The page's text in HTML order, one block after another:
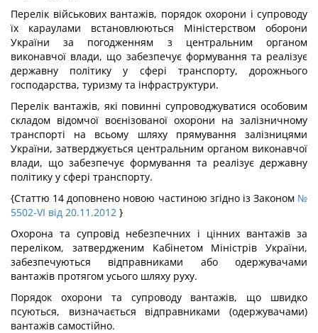
Перелік військових вантажів, порядок охорони і супроводу
їх караулами встановлюються Міністерством оборони
України за погодженням з центральним органом
виконавчої влади, що забезпечує формування та реалізує
державну політику у сфері транспорту, дорожнього
господарства, туризму та інфраструктури.
Перелік вантажів, які повинні супроводжуватися особовим
складом відомчої воєнізованої охорони на залізничному
транспорті на всьому шляху прямування залізницями
України, затверджується центральним органом виконавчої
влади, що забезпечує формування та реалізує державну
політику у сфері транспорту.
{Статтю 14 доповнено новою частиною згідно із Законом №
5502-VI від 20.11.2012 }
Охорона та супровід небезпечних і цінних вантажів за
переліком, затвердженим Кабінетом Міністрів України,
забезпечуються відправниками або одержувачами
вантажів протягом усього шляху руху.
Порядок охорони та супроводу вантажів, що швидко
псуються, визначається відправниками (одержувачами)
вантажів самостійно.